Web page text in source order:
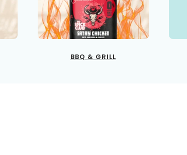
BBQ & GRILL